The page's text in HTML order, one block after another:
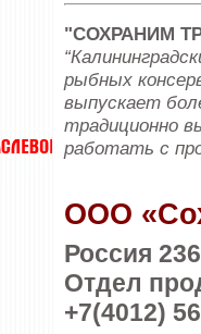
"СОХРАНИМ
рыбных
выпускает
традиционно
работать с
ООО
Россия
Отдел
+7(4012)